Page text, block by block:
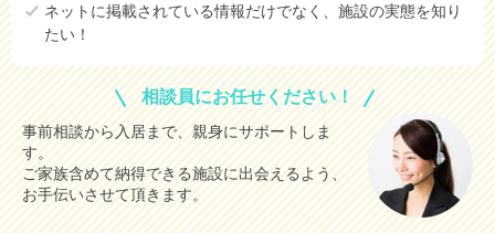
ネットに掲載されている情報だけでなく、施設の実態を知り
たい！
相談員にお任せください！
事前相談から入居まで、親身にサポートしま
す。
ご家族含めて納得できる施設に出会えるよう、
お手伝いさせて頂きます。